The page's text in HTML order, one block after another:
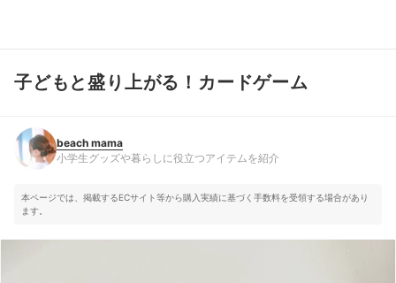
beach mama
小学生グッズや暮らしに役立つアイテムを紹介
子どもと盛り上がる！カードゲーム
beach mama
小学生グッズや暮らしに役立つアイテムを紹介
本ページでは、掲載するECサイト等から購入実績に基づく手数料を受領する場合があり
ます。